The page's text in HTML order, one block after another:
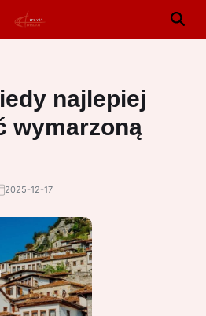
najlepiej
wymarzoną
2025-12-17